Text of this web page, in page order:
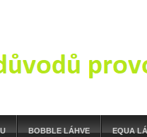
BOBBLE LÁHVE EQUA